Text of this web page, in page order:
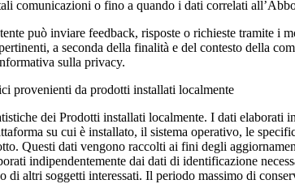
comunicazioni o fino a quando i dati correlati
può inviare feedback, risposte o richieste tramite
a seconda della finalità e del contesto della
sulla privacy.
provenienti da prodotti installati localmente
dei Prodotti installati localmente. I dati elaborati
su cui è installato, il sistema operativo, le
Questi dati vengono raccolti ai fini degli
indipendentemente dai dati di identificazione
di altri soggetti interessati. Il periodo massimo di